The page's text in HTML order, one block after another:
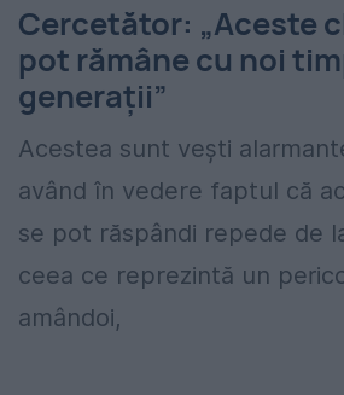
Cercetător: „Aceste
pot rămâne cu noi
generații”
Acestea sunt vești
având în vedere faptul că
se pot răspândi repede de
ceea ce reprezintă un
amândoi,